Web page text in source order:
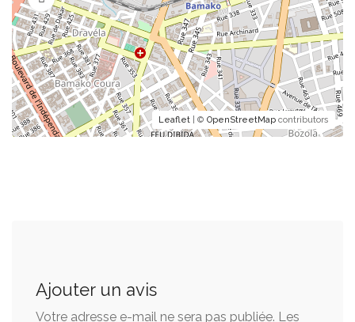
Vendu par 6
2 100 FCFA
Brownies
Format individuel
Leaflet | © OpenStreetMap contributors
Ajouter un avis
Votre adresse e-mail ne sera pas publiée. Les